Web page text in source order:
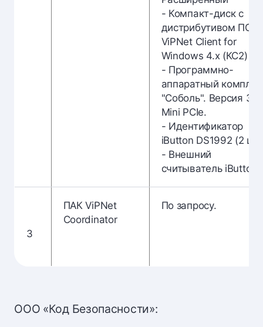
- Компакт-диск с
дистрибутивом ПО
ViPNet Client for
Windows 4.х (КС2)
- Программно-
аппаратный
"Соболь". Версия
Mini PCIe.
- Идентификатор
iButton DS1992 (2
- Внешний
считыватель iButton
3
ПАК ViPNet
Coordinator
По запросу.
ООО «Код Безопасности»: